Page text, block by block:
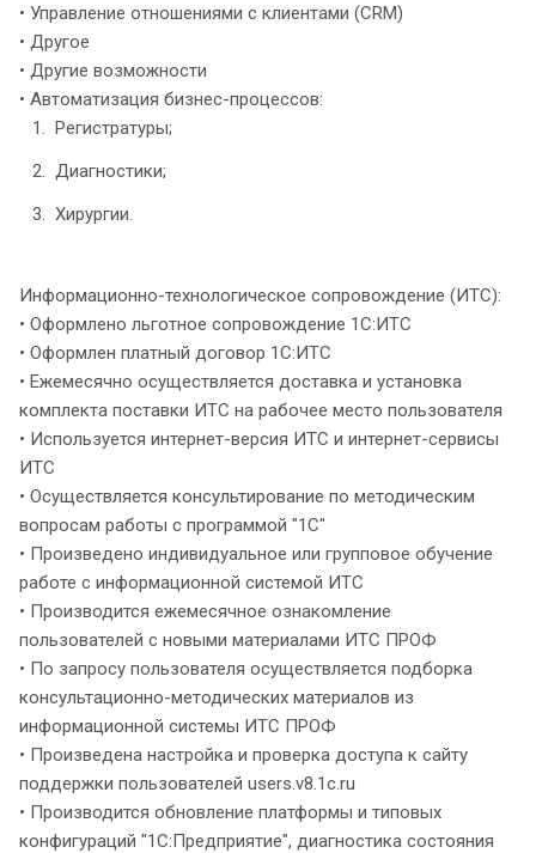
• Управление отношениями с клиентами (CRM)
• Другое
• Другие возможности
• Автоматизация бизнес-процессов:
Регистратуры;
Диагностики;
Хирургии.
Информационно-технологическое сопровождение (ИТС):
• Оформлено льготное сопровождение 1С:ИТС
• Оформлен платный договор 1С:ИТС
• Ежемесячно осуществляется доставка и установка
комплекта поставки ИТС на рабочее место пользователя
• Используется интернет-версия ИТС и интернет-сервисы
ИТС
• Осуществляется консультирование по методическим
вопросам работы с программой "1С"
• Произведено индивидуальное или групповое обучение
работе с информационной системой ИТС
• Производится ежемесячное ознакомление
пользователей с новыми материалами ИТС ПРОФ
• По запросу пользователя осуществляется подборка
консультационно-методических материалов из
информационной системы ИТС ПРОФ
• Произведена настройка и проверка доступа к сайту
поддержки пользователей users.v8.1c.ru
• Производится обновление платформы и типовых
конфигураций "1С:Предприятие", диагностика состояния